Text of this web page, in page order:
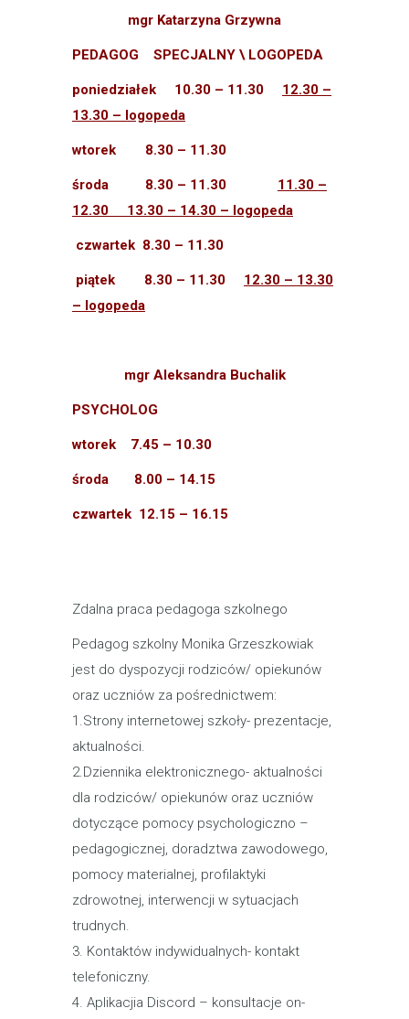
mgr Katarzyna Grzywna
PEDAGOG SPECJALNY \ LOGOPEDA
poniedziałek 10.30 – 11.30 12.30 –
13.30 – logopeda
wtorek 8.30 – 11.30
środa 8.30 – 11.30 11.30 –
12.30 13.30 – 14.30 – logopeda
czwartek 8.30 – 11.30
piątek 8.30 – 11.30 12.30 – 13.30
– logopeda
mgr Aleksandra Buchalik
PSYCHOLOG
wtorek 7.45 – 10.30
środa 8.00 – 14.15
czwartek 12.15 – 16.15
Zdalna praca pedagoga szkolnego
Pedagog szkolny Monika Grzeszkowiak
jest do dyspozycji rodziców/ opiekunów
oraz uczniów za pośrednictwem:
1.Strony internetowej szkoły- prezentacje,
aktualności.
2.Dziennika elektronicznego- aktualności
dla rodziców/ opiekunów oraz uczniów
dotyczące pomocy psychologiczno –
pedagogicznej, doradztwa zawodowego,
pomocy materialnej, profilaktyki
zdrowotnej, interwencji w sytuacjach
trudnych.
3. Kontaktów indywidualnych- kontakt
telefoniczny.
4. Aplikacjia Discord – konsultacje on-